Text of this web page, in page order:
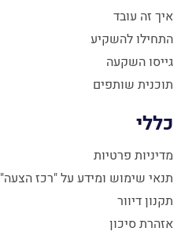
איך זה עובד
התחילו להשקיע
גייסו השקעה
תוכנית שותפים
כללי
מדיניות פרטיות
תנאי שימוש ומידע על "רכז הצעה"
תקנון דיוור
אזהרת סיכון